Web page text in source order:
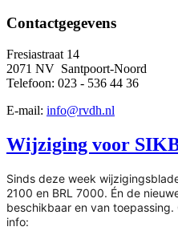
Contactgegevens
Fresiastraat 14
2071 NV Santpoort-Noord
Telefoon: 023 - 536 44 36
E-mail: info@rvdh.nl
Wijziging voor
Sinds deze week
2100 en BRL 7000. Én de
beschikbaar en van
info: